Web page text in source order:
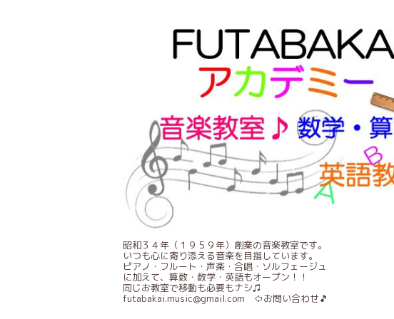
昭和３４年（１９５９年）創業の音楽教室です。
いつも心に寄り添える音楽を目指しています。
ピアノ・フルート・声楽・合唱・ソルフェージュ
に加えて、算数・数学・英語もオープン！！
同じお教室で移動も必要もナシ♫
futabakai.music@gmail.com ⇦お問い合わせ🎵